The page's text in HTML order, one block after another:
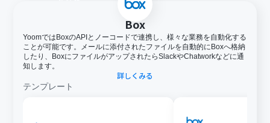
Box
YoomではBoxのAPIとノーコードで連携し、様々な業務を自動化する
ことが可能です。メールに添付されたファイルを自動的にBoxへ格納
したり、BoxにファイルがアップされたらSlackやChatworkなどに通
知します。
詳しくみる
テンプレート